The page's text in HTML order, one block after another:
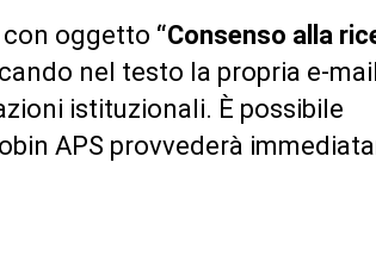
con oggetto “Consenso alla
nel testo la propria e-
istituzionali. È possibile
APS provvederà